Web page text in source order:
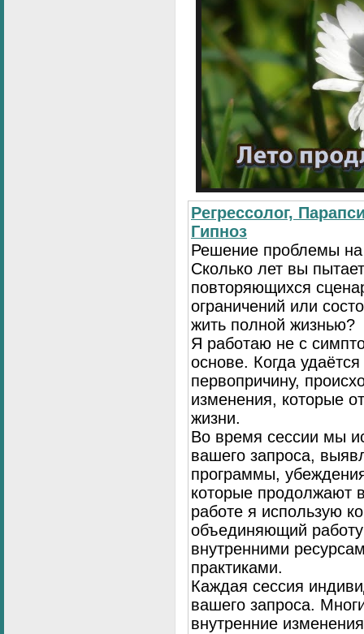
Регрессолог,
Гипноз
Решение проблемы на
Сколько лет вы
повторяющихся
ограничений или
жить полной жизнью?
Я работаю не с
основе. Когда
первопричину,
изменения, которые
жизни.
Во время сессии мы
вашего запроса,
программы,
которые продолжают
работе я использую
объединяющий
внутренними
практиками.
Каждая сессия
вашего запроса.
внутренние